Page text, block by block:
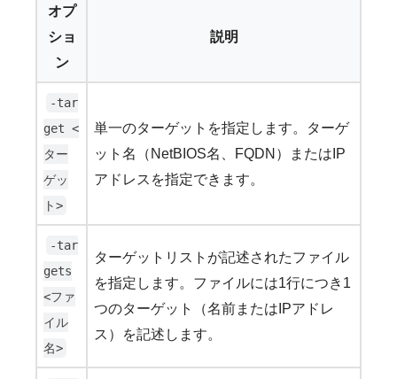
オプ
ショ
ン
説明
-tar
get <
ター
ゲッ
ト>
単一のターゲットを指定します。ターゲ
ット名（NetBIOS名、FQDN）またはIP
アドレスを指定できます。
-tar
gets
<ファ
イル
名>
ターゲットリストが記述されたファイル
を指定します。ファイルには1行につき1
つのターゲット（名前またはIPアドレ
ス）を記述します。